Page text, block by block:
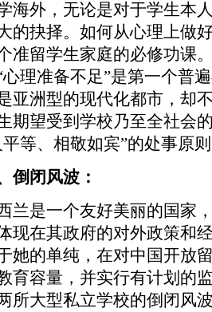
外，无论是对于学生本人
的抉择。如何从心理上做
准留学生家庭的必修功课
心理准备不足”是第一个普
亚洲型的现代化都市，却
期望受到学校乃至全社会
平等、相敬如宾”的处事原
闭风波：
是一个友好美丽的国家，
现在其政府的对外政策和
她的单纯，在对中国开放
育容量，并实行有计划的
所大型私立学校的倒闭风